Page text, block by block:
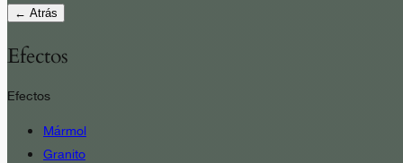
← Atrás
Efectos
Efectos
Mármol
Granito